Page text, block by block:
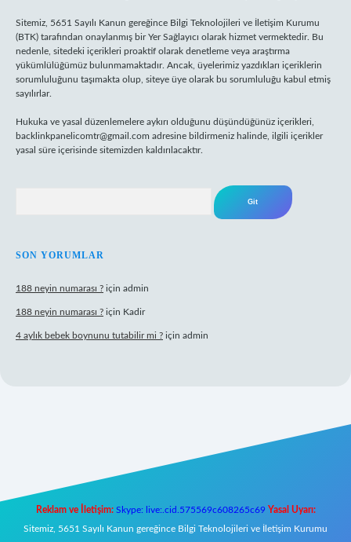
Sitemiz, 5651 Sayılı Kanun gereğince Bilgi Teknolojileri ve İletişim Kurumu
(BTK) tarafından onaylanmış bir Yer Sağlayıcı olarak hizmet vermektedir. Bu
nedenle, sitedeki içerikleri proaktif olarak denetleme veya araştırma
yükümlülüğümüz bulunmamaktadır. Ancak, üyelerimiz yazdıkları içeriklerin
sorumluluğunu taşımakta olup, siteye üye olarak bu sorumluluğu kabul etmiş
sayılırlar.
Hukuka ve yasal düzenlemelere aykırı olduğunu düşündüğünüz içerikleri,
backlinkpanelicomtr@gmail.com adresine bildirmeniz halinde, ilgili içerikler
yasal süre içerisinde sitemizden kaldırılacaktır.
SON YORUMLAR
188 neyin numarası ? için admin
188 neyin numarası ? için Kadir
4 aylık bebek boynunu tutabilir mi ? için admin
Reklam ve İletişim: Skype: live:.cid.575569c608265c69 Yasal Uyarı:
Sitemiz, 5651 Sayılı Kanun gereğince Bilgi Teknolojileri ve İletişim Kurumu